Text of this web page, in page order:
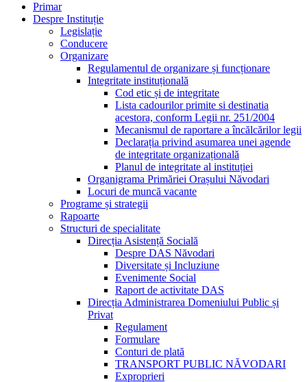
Primar
Despre Instituție
Legislație
Conducere
Organizare
Regulamentul de organizare și funcționare
Integritate instituțională
Cod etic și de integritate
Lista cadourilor primite si destinatia
acestora, conform Legii nr. 251/2004
Mecanismul de raportare a încălcărilor legii
Declarația privind asumarea unei agende
de integritate organizațională
Planul de integritate al instituției
Organigrama Primăriei Orașului Năvodari
Locuri de muncă vacante
Programe și strategii
Rapoarte
Structuri de specialitate
Direcția Asistență Socială
Despre DAS Năvodari
Diversitate și Incluziune
Evenimente Social
Raport de activitate DAS
Direcția Administrarea Domeniului Public și
Privat
Regulament
Formulare
Conturi de plată
TRANSPORT PUBLIC NĂVODARI
Exproprieri